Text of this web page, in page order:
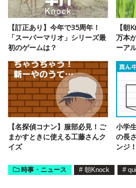
【訂正あり】今年で35周年！
「スーパーマリオ」シリーズ最
初のゲームは？
【朝
万本
ーア
【名探偵コナン】服部必見！ご
まかすときに使える工藤さんク
イズ
小学
の長
ンジ！
時事・ニュース # 朝Knock #